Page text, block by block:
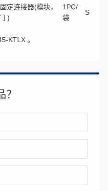
定连接器(模块，
)
1PC/
袋
S
KTLX 。